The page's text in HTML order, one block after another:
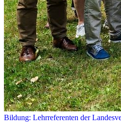
Bildung: Lehrreferenten der